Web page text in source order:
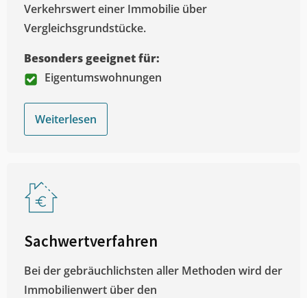
Verkehrswert einer Immobilie über
Vergleichsgrundstücke.
Besonders geeignet für:
Eigentumswohnungen
Weiterlesen
Sachwertverfahren
Bei der gebräuchlichsten aller Methoden wird der
Immobilienwert über den